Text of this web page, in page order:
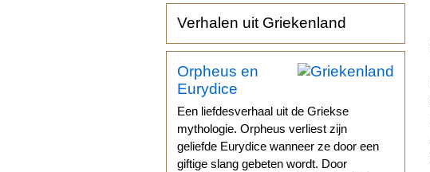
Verhalen uit Griekenland
Orpheus en
Eurydice
Een liefdesverhaal uit de Griekse
mythologie. Orpheus verliest zijn
geliefde Eurydice wanneer ze door een
giftige slang gebeten wordt. Door